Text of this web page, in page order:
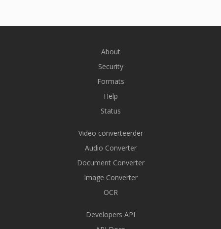
About
Security
Formats
Help
Status
Video converteerder
Audio Converter
Document Converter
Image Converter
OCR
Developers API